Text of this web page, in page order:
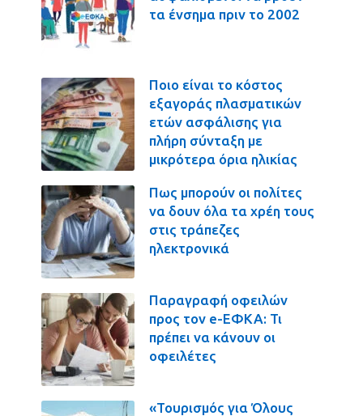
τα ένσημα πριν το 2002
Ποιο είναι το κόστος
εξαγοράς πλασματικών
ετών ασφάλισης για
πλήρη σύνταξη με
μικρότερα όρια ηλικίας
Πως μπορούν οι πολίτες
να δουν όλα τα χρέη τους
στις τράπεζες
ηλεκτρονικά
Παραγραφή οφειλών
προς τον e-ΕΦΚΑ: Τι
πρέπει να κάνουν οι
οφειλέτες
«Τουρισμός για Όλους